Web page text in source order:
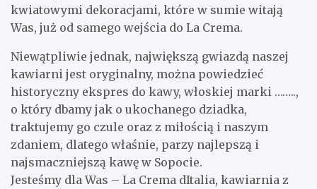
kwiatowymi dekoracjami, które w sumie witają
Was, już od samego wejścia do La Crema.
Niewątpliwie jednak, największą gwiazdą naszej
kawiarni jest oryginalny, można powiedzieć
historyczny ekspres do kawy, włoskiej marki ……..,
o który dbamy jak o ukochanego dziadka,
traktujemy go czule oraz z miłością i naszym
zdaniem, dlatego właśnie, parzy najlepszą i
najsmaczniejszą kawę w Sopocie.
Jesteśmy dla Was – La Crema dItalia, kawiarnia z